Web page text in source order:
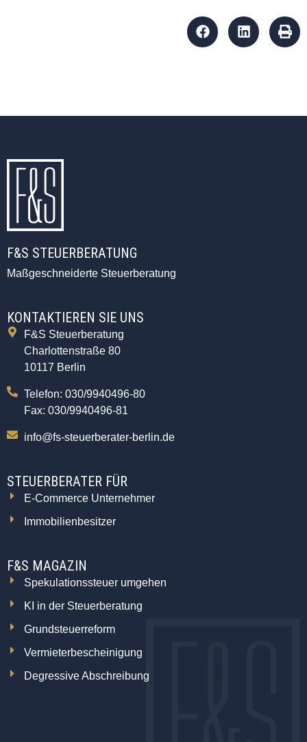
F&S STEUERBERATUNG
Maßgeschneiderte Steuerberatung
KONTAKTIEREN SIE UNS
F&S Steuerberatung
Charlottenstraße 80
10117 Berlin
Telefon: 030/9940496-80
Fax: 030/9940496-81
info@fs-steuerberater-berlin.de
STEUERBERATER FÜR
E-Commerce Unternehmer
Immobilienbesitzer
F&S MAGAZIN
Spekulationssteuer umgehen
KI in der Steuerberatung
Grundsteuerreform
Vermieterbescheinigung
Degressive Abschreibung